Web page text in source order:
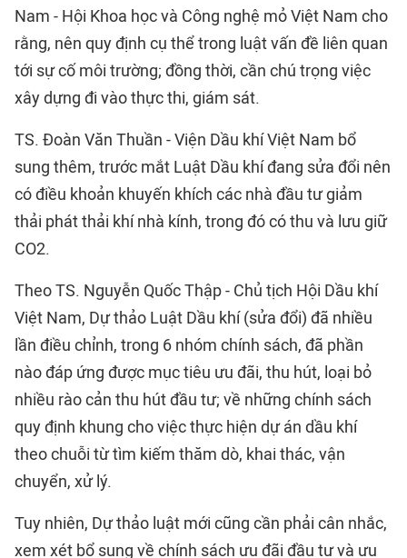
Nam - Hội Khoa học và Công nghệ mỏ Việt Nam cho
rằng, nên quy định cụ thể trong luật vấn đề liên quan
tới sự cố môi trường; đồng thời, cần chú trọng việc
xây dựng đi vào thực thi, giám sát.
TS. Đoàn Văn Thuần - Viện Dầu khí Việt Nam bổ
sung thêm, trước mắt Luật Dầu khí đang sửa đổi nên
có điều khoản khuyến khích các nhà đầu tư giảm
thải phát thải khí nhà kính, trong đó có thu và lưu giữ
CO2.
Theo TS. Nguyễn Quốc Thập - Chủ tịch Hội Dầu khí
Việt Nam, Dự thảo Luật Dầu khí (sửa đổi) đã nhiều
lần điều chỉnh, trong 6 nhóm chính sách, đã phần
nào đáp ứng được mục tiêu ưu đãi, thu hút, loại bỏ
nhiều rào cản thu hút đầu tư; về những chính sách
quy định khung cho việc thực hiện dự án dầu khí
theo chuỗi từ tìm kiếm thăm dò, khai thác, vận
chuyển, xử lý.
Tuy nhiên, Dự thảo luật mới cũng cần phải cân nhắc,
xem xét bổ sung về chính sách ưu đãi đầu tư và ưu